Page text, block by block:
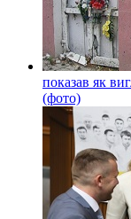
показав як
(фото)